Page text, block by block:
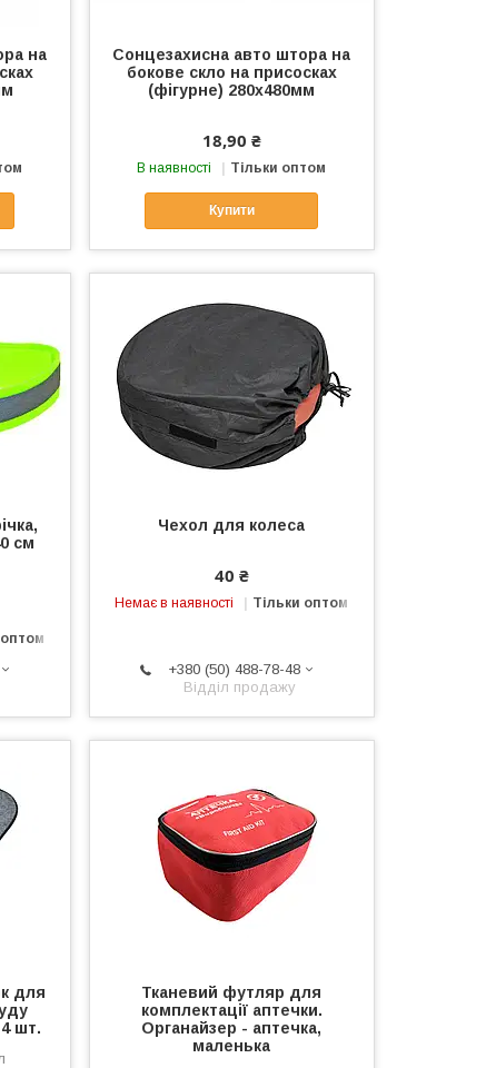
на
Сонцезахисна авто штора на
бокове скло на присосках
(фігурне) 280х480мм
18,90 ₴
В наявності Тільки оптом
Купити
см
Чехол для колеса
40 ₴
Немає в наявності Тільки оптом
+380 (50) 488-78-48
Відділ продажу
для
шт.
Тканевий футляр для
комплектації аптечки.
Органайзер - аптечка,
маленька